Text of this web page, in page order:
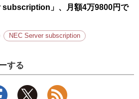
subscription」、月額4万9800円で
NEC Server subscription
する